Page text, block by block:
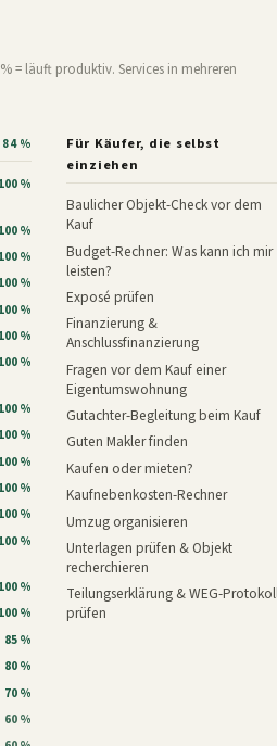
= läuft produktiv. Services in mehreren
84 %
100 %
100 %
100 %
100 %
100 %
100 %
100 %
100 %
100 %
100 %
100 %
100 %
100 %
100 %
100 %
85 %
80 %
70 %
60 %
Für Käufer, die selbst
einziehen
Baulicher Objekt-Check vor dem
Kauf
Budget-Rechner: Was kann ich mir
leisten?
Exposé prüfen
Finanzierung &
Anschlussfinanzierung
Fragen vor dem Kauf einer
Eigentumswohnung
Gutachter-Begleitung beim Kauf
Guten Makler finden
Kaufen oder mieten?
Kaufnebenkosten-Rechner
Umzug organisieren
Unterlagen prüfen & Objekt
recherchieren
Teilungserklärung & WEG-
prüfen